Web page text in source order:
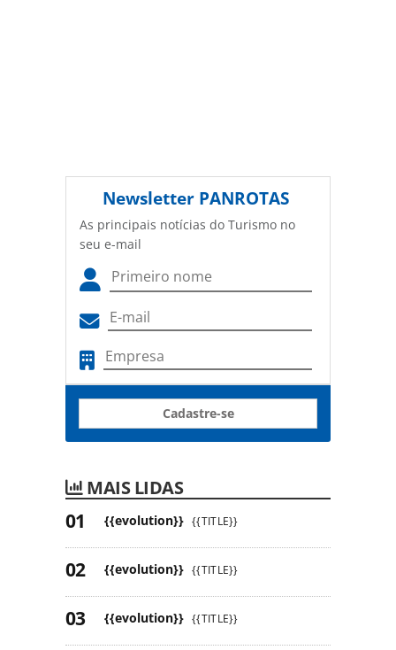
Newsletter PANROTAS
As principais notícias do Turismo no
seu e-mail
Cadastre-se
MAIS LIDAS
{{evolution}} {{TITLE}}
{{evolution}} {{TITLE}}
{{evolution}} {{TITLE}}